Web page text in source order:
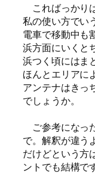
こればっかり
私の使い方でい
電車で移動中も
浜方面にいくと
浜つく頃にはま
ほんとエリアに
アンテナはきっ
でしょうか。
ご参考になっ
で。解釈が違う
だけどという方
ントでも結構で